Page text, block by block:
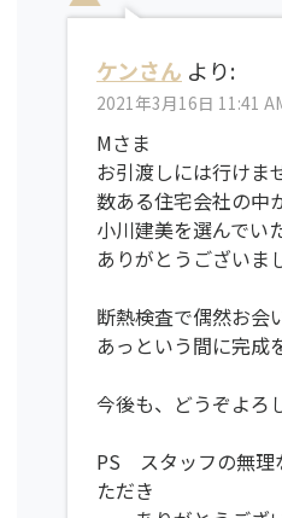
ケンさん より:
2021年3月16日 11:41
Mさま
お引渡しには行けま
数ある住宅会社の中
小川建美を選んでい
ありがとうございま
断熱検査で偶然お会
あっという間に完成
今後も、どうぞよろ
PS スタッフの無理
ただき